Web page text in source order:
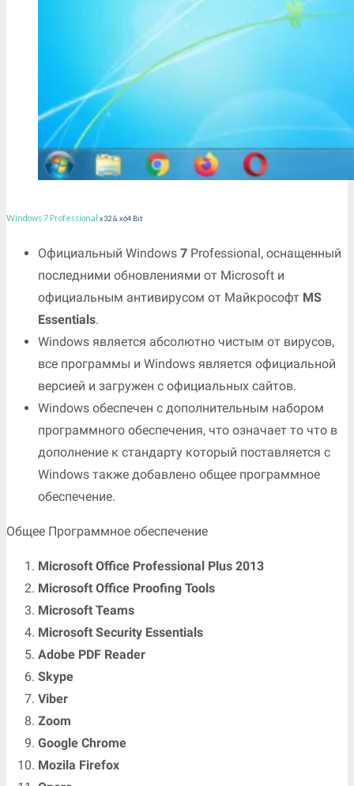
Windows 7 Professional x32 & x64 Bit
Официальный Windows 7 Professional, оснащенный
последними обновлениями от Microsoft и
официальным антивирусом от Майкрософт MS
Essentials.
Windows является абсолютно чистым от вирусов,
все программы и Windows является официальной
версией и загружен с официальных сайтов.
Windows обеспечен с дополнительным набором
программного обеспечения, что означает то что в
дополнение к стандарту который поставляется с
Windows также добавлено общее программное
обеспечение.
Общее Программное обеспечение
Microsoft Office Professional Plus 2013
Microsoft Office Proofing Tools
Microsoft Teams
Microsoft Security Essentials
Adobe PDF Reader
Skype
Viber
Zoom
Google Chrome
Mozila Firefox